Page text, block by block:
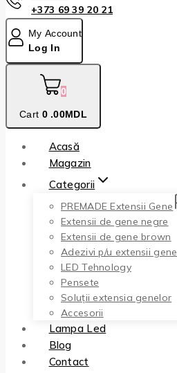
+373 69 39 20 21
My Account
Log In
0
Cart 0 .00MDL
Acasă
Magazin
Categorii
PREMADE Extensii Gene
Extensii de gene negre
Extensii de gene brown
Adezivi p/u extensii gene
LED Tehnology
Pensete
Soluții extensia genelor
Accesorii
Lampa Led
Blog
Contact